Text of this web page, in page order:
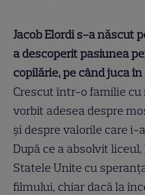
Jacob Elordi s-a născut
a descoperit pasiunea
copilărie, pe când juca
Crescut într-o familie cu
vorbit adesea despre
și despre valorile care i-
După ce a absolvit
Statele Unite cu
filmului, chiar dacă la